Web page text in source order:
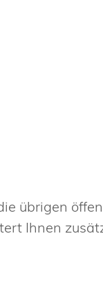
übrigen
Ihnen